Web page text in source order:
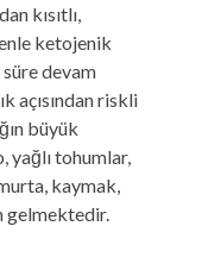
kısıtlı,
ketojenik
devam
açısından riskli
büyük
yağlı tohumlar,
kaymak,
gelmektedir.